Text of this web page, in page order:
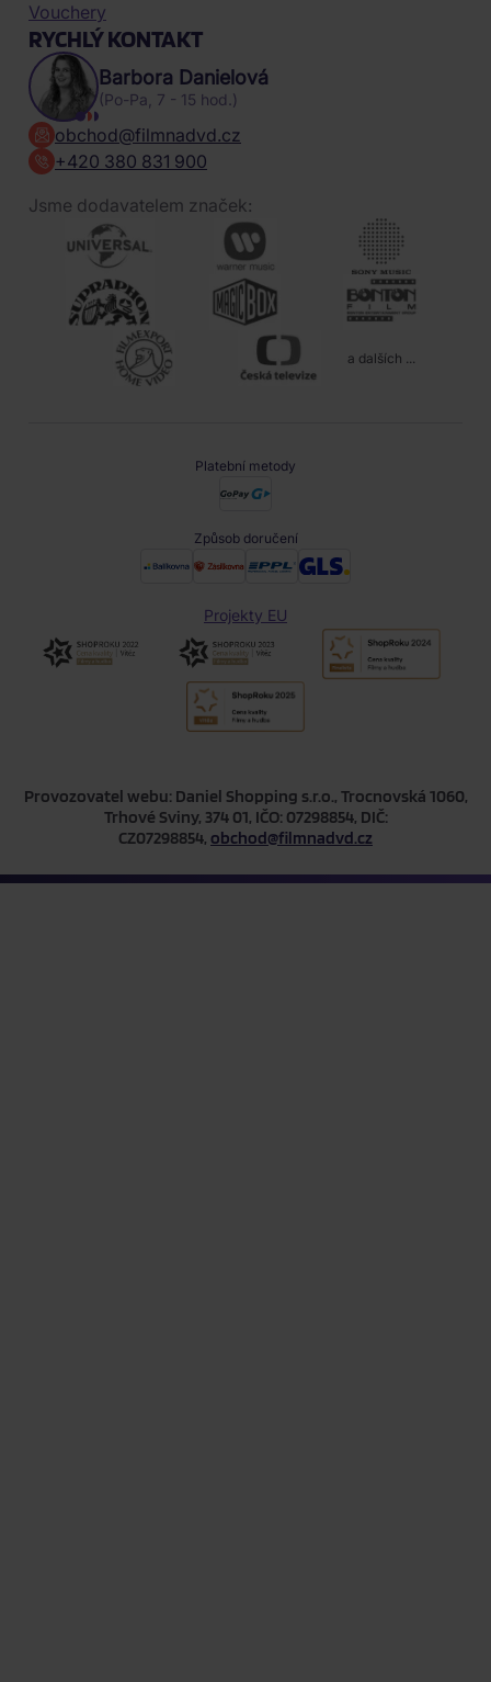
Vouchery
RYCHLÝ KONTAKT
Barbora Danielová
(Po-Pa, 7 - 15 hod.)
obchod@filmnadvd.cz
+420 380 831 900
Jsme dodavatelem značek:
a dalších ...
Platební metody
Způsob doručení
Projekty EU
Provozovatel webu: Daniel Shopping s.r.o., Trocnovská 1060,
Trhové Sviny, 374 01, IČO: 07298854, DIČ:
CZ07298854, obchod@filmnadvd.cz